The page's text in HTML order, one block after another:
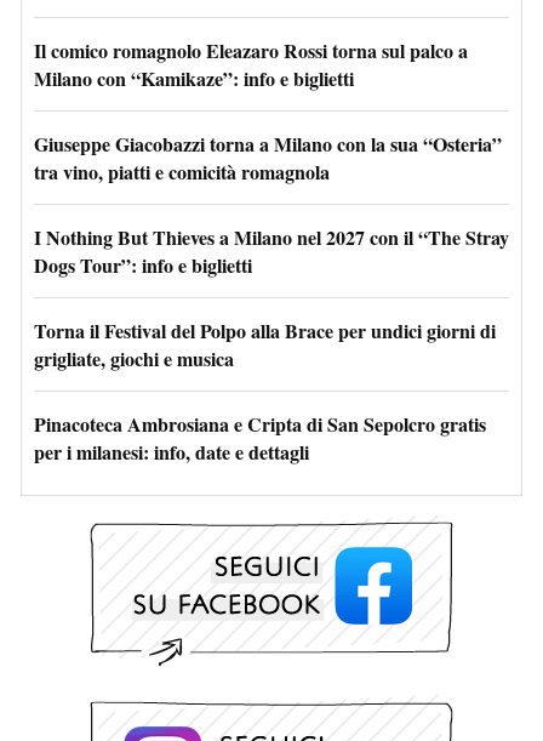
Il comico romagnolo Eleazaro Rossi torna sul palco a
Milano con “Kamikaze”: info e biglietti
Giuseppe Giacobazzi torna a Milano con la sua “Osteria”
tra vino, piatti e comicità romagnola
I Nothing But Thieves a Milano nel 2027 con il “The Stray
Dogs Tour”: info e biglietti
Torna il Festival del Polpo alla Brace per undici giorni di
grigliate, giochi e musica
Pinacoteca Ambrosiana e Cripta di San Sepolcro gratis
per i milanesi: info, date e dettagli